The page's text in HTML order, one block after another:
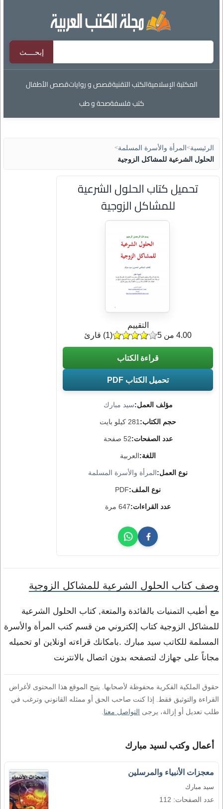
المكتبة الإسلاميةالكتب التقنيةقصص و رواياتقصص الأطفال
كتب فلسفةصحة و طب
الرئيسية> المرأة والأسرة المسلمة>
الحلول الشرعية للمشاكل الزوجية
تحميل كتاب الحلول الشرعية
للمشاكل الزوجية
مؤلف العمل:سيد مبارك
حجم الكتاب: 281 كيلو بايت
عدد الصفحات:52 صفحة
اللغة:العربية
نوع العمل:المرأة والأسرة المسلمة
نوع الملف:PDF
عدد القراءات:647 مرة
التقييم
(
1) قارئ 4.00 من 5
قراءة الكتاب
تحميل الكتاب PDF
وصف كتاب الحلول الشرعية للمشاكل الزوجية
مع أطيب التمنيات بالفائدة والمتعة, كتاب الحلول الشرعية
للمشاكل الزوجية كتاب إلكتروني من قسم كتب المرأة والأسرة
المسلمة للكاتب سيد مبارك .بامكانك قراءته اونلاين او تحميله
مجاناً على جهازك لتصفحه بدون اتصال بالانترنت
حقوق الملكية الفكرية محفوظة لأصحابها. يتيح الموقع هذا المحتوى لأغراض
القراءة والتوثيق فقط. إذا كنت صاحب الحق أو ممثله القانوني وترغب في
طلب تعديل أو إزالة، يرجى التواصل معنا
أعمال وكتب لسيد مبارك
معجزات الأنبياء والمرسلين
سيد مبارك
عدد الصفحات: 112